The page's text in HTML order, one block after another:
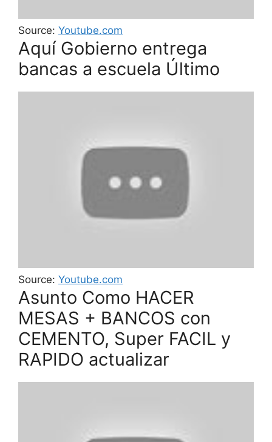
Source: Youtube.com
Aquí Gobierno entrega
bancas a escuela Último
Source: Youtube.com
Asunto Como HACER
MESAS + BANCOS con
CEMENTO, Super FACIL y
RAPIDO actualizar